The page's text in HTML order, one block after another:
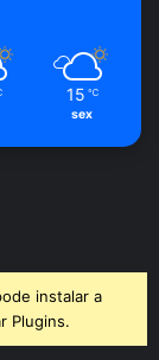
15 ℃
sex
instalar a
Plugins.